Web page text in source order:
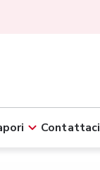
Contattaci